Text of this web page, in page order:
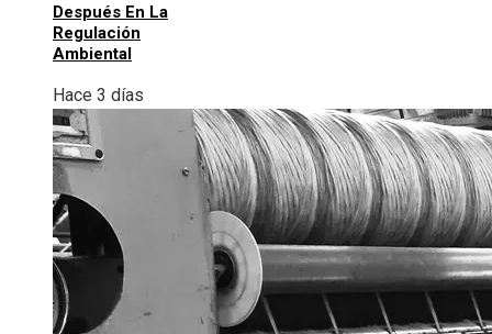
Después En La
Regulación
Ambiental
Hace 3 días